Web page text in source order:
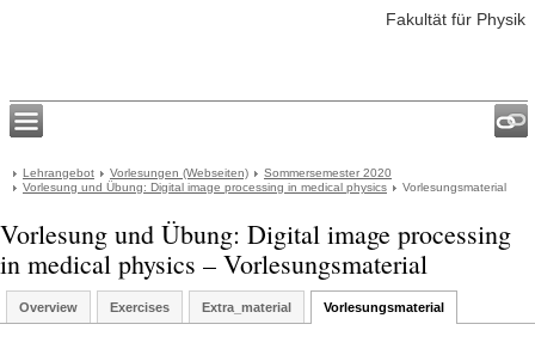
Fakultät für Physik
Lehrangebot Vorlesungen (Webseiten)
Sommersemester 2020
Vorlesung und Übung: Digital image processing in medical physics
Vorlesungsmaterial
Vorlesung und Übung: Digital image processing
in medical physics – Vorlesungsmaterial
Overview Exercises Extra_material Vorlesungsmaterial